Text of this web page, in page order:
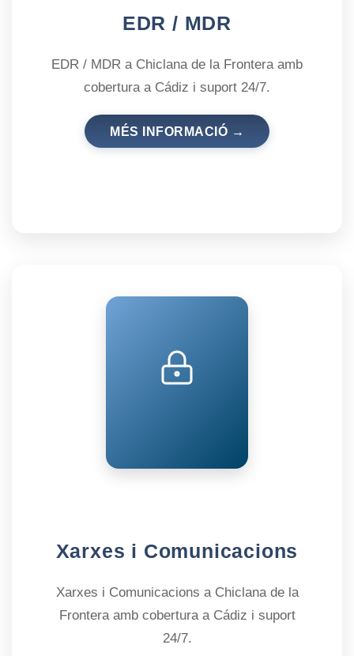
EDR / MDR
EDR / MDR a Chiclana de la Frontera amb
cobertura a Cádiz i suport 24/7.
MÉS INFORMACIÓ →
Xarxes i Comunicacions
Xarxes i Comunicacions a Chiclana de la
Frontera amb cobertura a Cádiz i suport
24/7.